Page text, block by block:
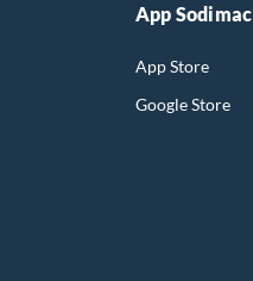
App Sodimac
App Store
Google Store